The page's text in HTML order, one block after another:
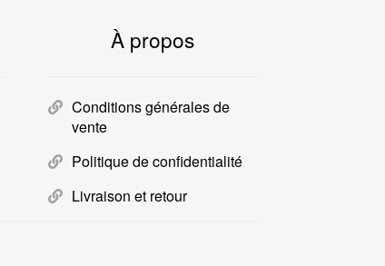
À propos
Conditions générales de
vente
Politique de confidentialité
Livraison et retour